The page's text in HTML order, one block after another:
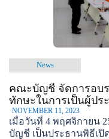
News
คณะบัญชี จัดการอบร
ทักษะในการเป็นผู้ปร
NOVEMBER 11, 2023
เมื่อวันที่ 4 พฤศจิกายน
บัญชี เป็นประธานพิธีเปิ